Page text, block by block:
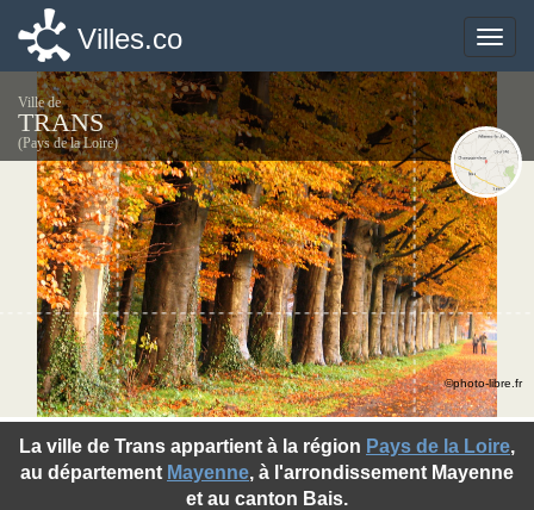
Toggle
Villes.co
Ville de
TRANS
(Pays de la Loire)
La ville de Trans appartient à la région Pays de la Loire,
au département Mayenne, à l'arrondissement Mayenne
et au canton Bais.
©photo-libre.fr
Toggle
Villes.co